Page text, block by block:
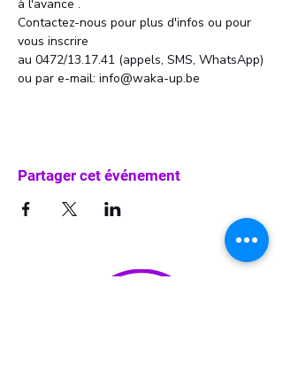
à l'avance .
Contactez-nous pour plus d'infos ou pour
vous inscrire
au 0472/13.17.41 (appels, SMS, WhatsApp)
ou par e-mail: info@waka-up.be
Partager cet événement